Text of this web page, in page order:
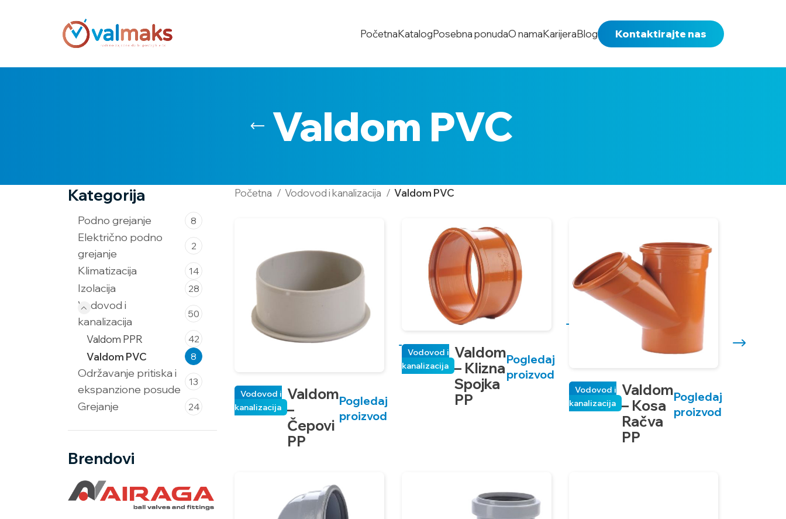
PočetnaKatalogPosebna ponudaO namaKarijeraBlog Kontaktirajte nas
Valdom PVC
Kategorija
Podno grejanje 8
Električno podno
grejanje
2
Klimatizacija 14
Izolacija 28
Vodovod i
kanalizacija
50
Valdom PPR 42
Valdom PVC 8
Održavanje pritiska i
ekspanzione posude
13
Grejanje 24
Brendovi
Početna Vodovod i kanalizacija Valdom PVC
Valdom
–
Čepovi
PP
Vodovod i
kanalizacija
Pogledaj
proizvod
Valdom
– Klizna
Spojka
PP
Vodovod i
kanalizacija
Pogledaj
proizvod
Valdom
– Kosa
Račva
PP
Vodovod i
kanalizacija
Pogledaj
proizvod